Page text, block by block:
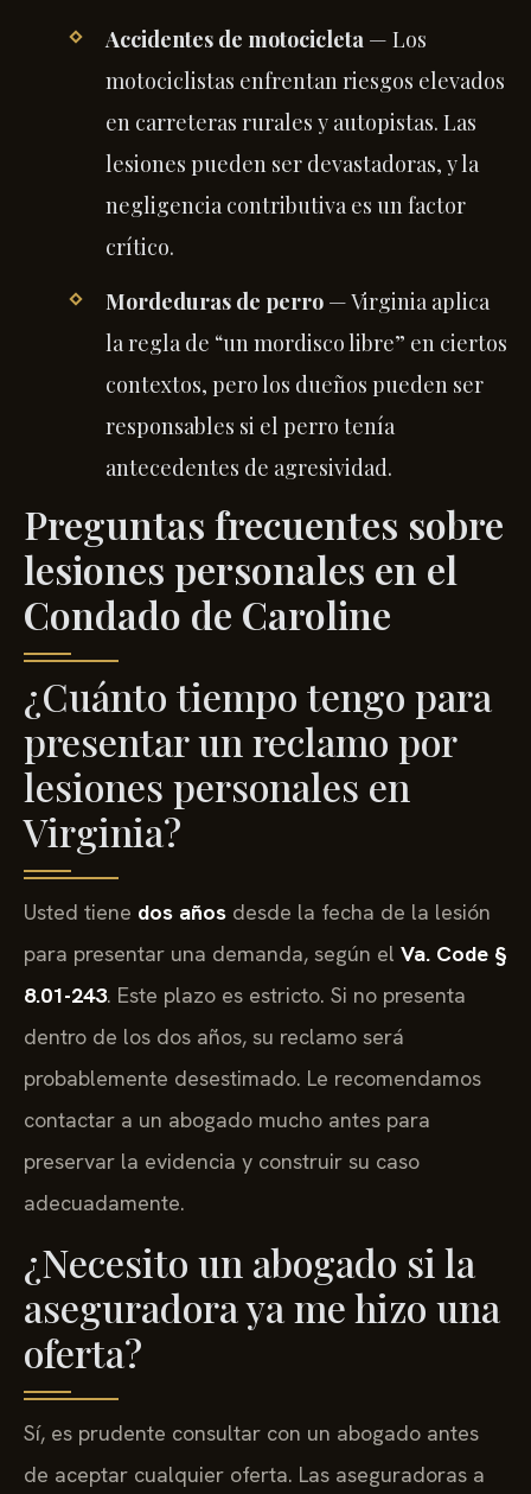
Accidentes de motocicleta — Los
motociclistas enfrentan riesgos elevados
en carreteras rurales y autopistas. Las
lesiones pueden ser devastadoras, y la
negligencia contributiva es un factor
crítico.
Mordeduras de perro— Virginia aplica
la regla de “un mordisco libre” en ciertos
contextos, pero los dueños pueden ser
responsables si el perro tenía
antecedentes de agresividad.
Preguntas frecuentes sobre
lesiones personales en el
Condado de Caroline
¿Cuánto tiempo tengo para
presentar un reclamo por
lesiones personales en
Virginia?
Usted tiene dos años desde la fecha de la lesión
para presentar una demanda, según el Va. Code §
8.01-243. Este plazo es estricto. Si no presenta
dentro de los dos años, su reclamo será
probablemente desestimado. Le recomendamos
contactar a un abogado mucho antes para
preservar la evidencia y construir su caso
adecuadamente.
¿Necesito un abogado si la
aseguradora ya me hizo una
oferta?
Sí, es prudente consultar con un abogado antes
de aceptar cualquier oferta. Las aseguradoras a